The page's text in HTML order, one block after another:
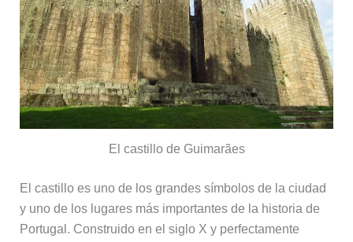
El castillo de Guimarães
El castillo es uno de los grandes símbolos de la ciudad
y uno de los lugares más importantes de la historia de
Portugal. Construido en el siglo X y perfectamente